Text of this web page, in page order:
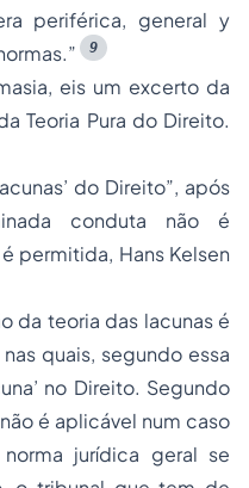
periférica, general y
9
eis um excerto da
Teoria Pura do Direito.
do Direito”, após
conduta não é
permitida, Hans Kelsen
da teoria das lacunas é
quais, segundo essa
no Direito. Segundo
é aplicável num caso
jurídica geral se